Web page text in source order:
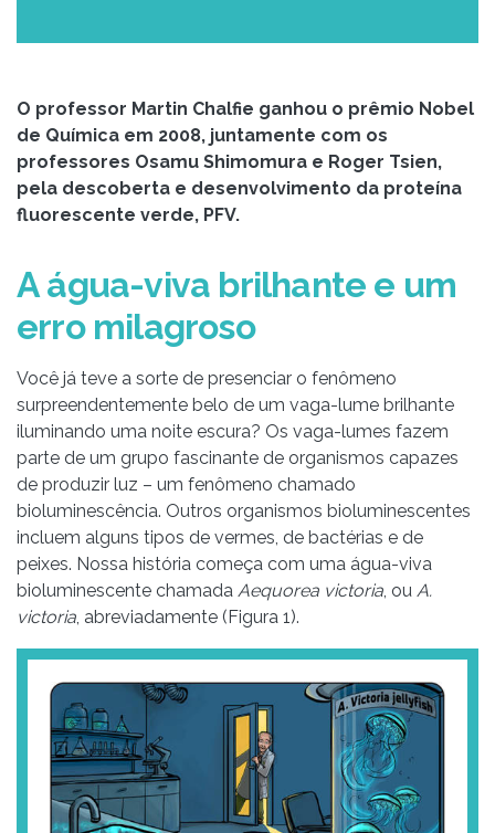
O professor Martin Chalfie ganhou o prêmio Nobel
de Química em 2008, juntamente com os
professores Osamu Shimomura e Roger Tsien,
pela descoberta e desenvolvimento da proteína
fluorescente verde, PFV.
A água-viva brilhante e um
erro milagroso
Você já teve a sorte de presenciar o fenômeno
surpreendentemente belo de um vaga-lume brilhante
iluminando uma noite escura? Os vaga-lumes fazem
parte de um grupo fascinante de organismos capazes
de produzir luz – um fenômeno chamado
bioluminescência. Outros organismos bioluminescentes
incluem alguns tipos de vermes, de bactérias e de
peixes. Nossa história começa com uma água-viva
bioluminescente chamada Aequorea victoria, ou A.
victoria, abreviadamente (Figura 1).